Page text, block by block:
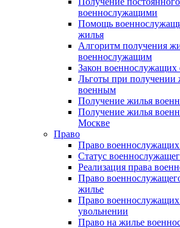
военнослужащими
Помощь
жилья
Алгоритм получения
военнослужащим
Закон
Льготы при получении
военным
Получение жилья
Получение жилья
Москве
Право
Право
Статус
Реализация права
Право
жилье
Право
увольнении
Право на жилье